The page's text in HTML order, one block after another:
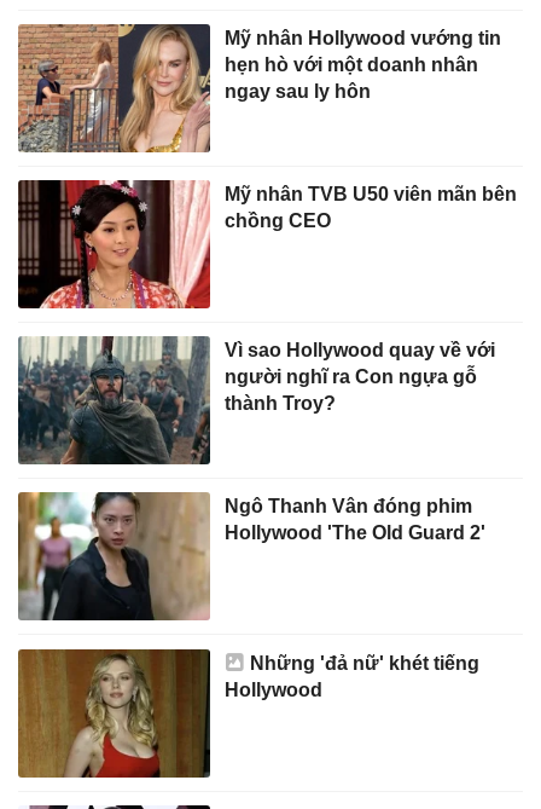
Mỹ nhân Hollywood vướng tin
hẹn hò với một doanh nhân
ngay sau ly hôn
Mỹ nhân TVB U50 viên mãn bên
chồng CEO
Vì sao Hollywood quay về với
người nghĩ ra Con ngựa gỗ
thành Troy?
Ngô Thanh Vân đóng phim
Hollywood 'The Old Guard 2'
Những 'đả nữ' khét tiếng
Hollywood